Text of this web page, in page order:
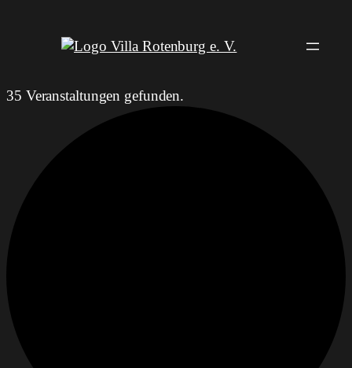
35 Veranstaltungen gefunden.